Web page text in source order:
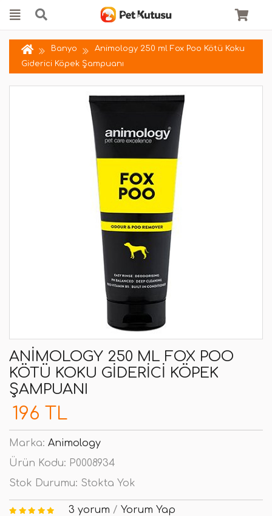
Banyo
Animology 250 ml Fox Poo Kötü Koku
Giderici Köpek Şampuanı
ANIMOLOGY 250 ML FOX POO
KÖTÜ KOKU GIDERICI KÖPEK
ŞAMPUANI
196 TL
Marka: Animology
Ürün Kodu: P0008934
Stok Durumu: Stokta Yok
3 yorum / Yorum Yap